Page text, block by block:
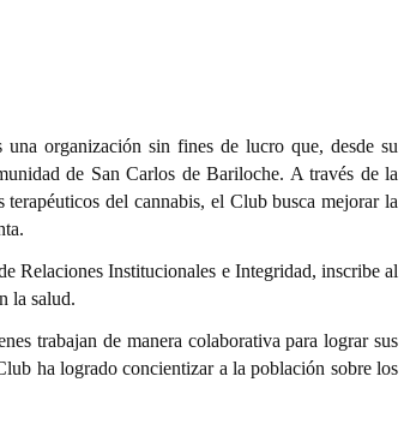
organización sin fines de lucro que, desde su
de San Carlos de Bariloche. A través de la
del cannabis, el Club busca mejorar la
Institucionales e Integridad, inscribe al
la salud.
trabajan de manera colaborativa para lograr sus
ha logrado concientizar a la población sobre los